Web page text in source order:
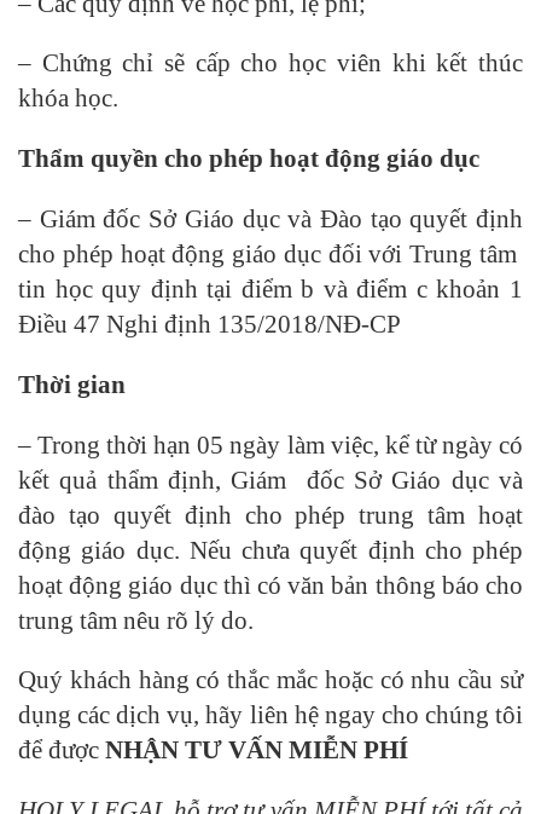
– Chứng chỉ sẽ cấp cho học viên khi kết thúc
khóa học.
Thẩm quyền cho phép hoạt động giáo dục
– Giám đốc Sở Giáo dục và Đào tạo quyết định
cho phép hoạt động giáo dục đối với Trung tâm
tin học quy định tại điểm b và điểm c khoản 1
Điều 47 Nghi định 135/2018/NĐ-CP
Thời gian
– Trong thời hạn 05 ngày làm việc, kể từ ngày có
kết quả thẩm định, Giám đốc Sở Giáo dục và
đào tạo quyết định cho phép trung tâm hoạt
động giáo dục. Nếu chưa quyết định cho phép
hoạt động giáo dục thì có văn bản thông báo cho
trung tâm nêu rõ lý do.
Quý khách hàng có thắc mắc hoặc có nhu cầu sử
dụng các dịch vụ, hãy liên hệ ngay cho chúng tôi
để được NHẬN TƯ VẤN MIỄN PHÍ